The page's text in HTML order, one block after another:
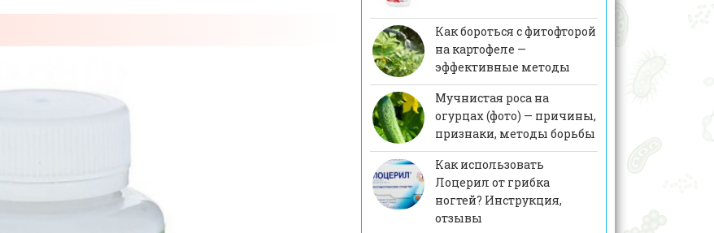
Как бороться с фитофторой
на картофеле —
эффективные методы
Мучнистая роса на
огурцах (фото) — причины,
признаки, методы борьбы
Как использовать
Лоцерил от грибка
ногтей? Инструкция,
отзывы